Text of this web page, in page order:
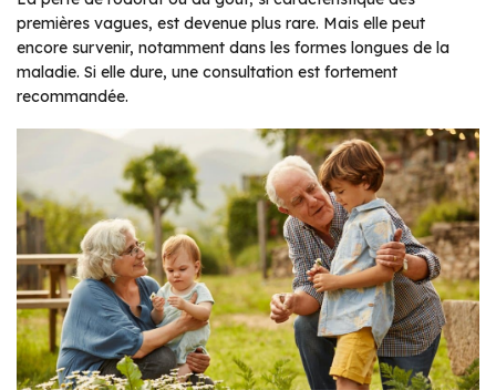
premières vagues, est devenue plus rare. Mais elle peut
encore survenir, notamment dans les formes longues de la
maladie. Si elle dure, une consultation est fortement
recommandée.